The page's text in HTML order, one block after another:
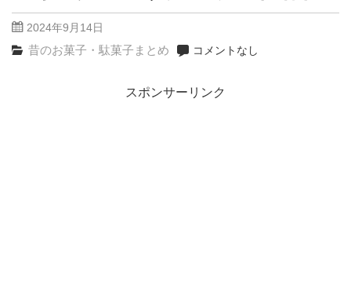
2024年9月14日
昔のお菓子・駄菓子まとめ コメントなし